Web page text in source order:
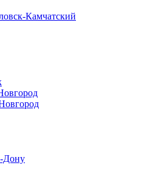
Камчатский
Дону